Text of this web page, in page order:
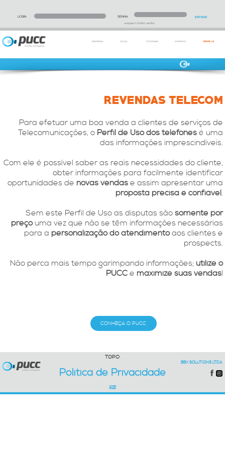
LOGIN:
SENHA:
esqueci minha senha
TESTE JÁ
CONTATO
TUTORIAIS
BLOG
EMPRESA
REVENDAS TELECOM
Para efetuar uma boa venda a clientes de serviços de
Telecomunicações, o Perfil de Uso dos telefonesé uma
das informações imprescindíveis.
Com ele é possível saber as reais necessidades do cliente,
obter informações para facilmente identificar
oportunidades de novas vendase assim apresentar uma
proposta precisa e confiável.
Sem este Perfil de Uso as disputas são somente por
preçouma vez que não se têm informações necessárias
para a personalização do atendimentoaos clientes e
prospects.
Não perca mais tempo garimpando informações; utilize o
PUCCe maximize suas vendas!
CONHEÇA O PUCC
TOPO
Política de Privacidade
BBX SOLUTIONS LTDA